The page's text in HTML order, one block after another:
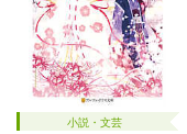
小説・文芸